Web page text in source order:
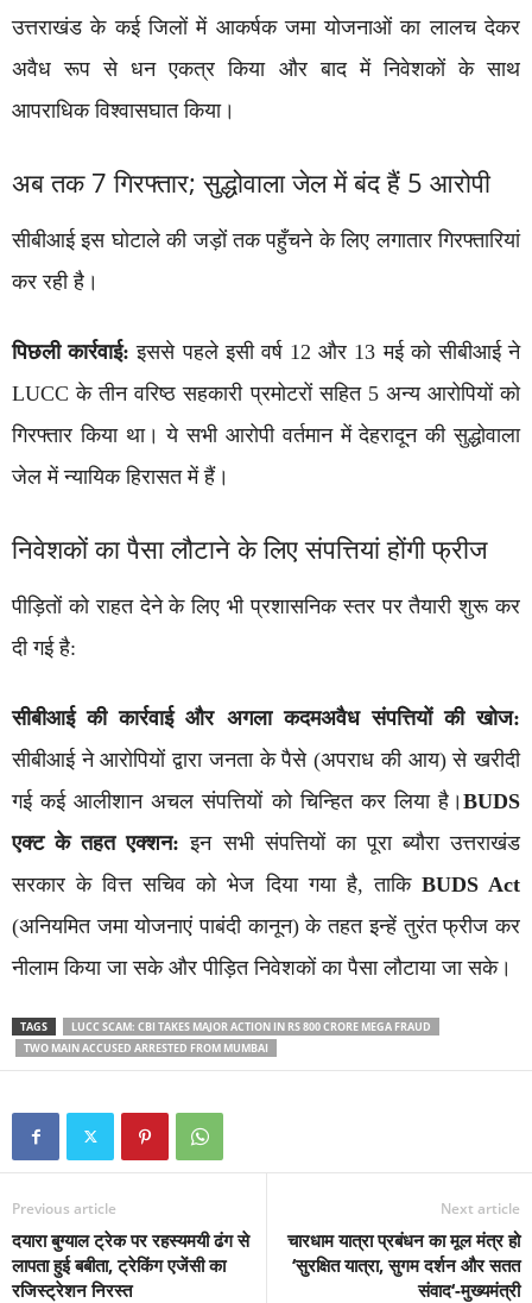
उत्तराखंड के कई जिलों में आकर्षक जमा योजनाओं का लालच देकर
अवैध रूप से धन एकत्र किया और बाद में निवेशकों के साथ
आपराधिक विश्वासघात किया।
अब तक 7 गिरफ्तार; सुद्धोवाला जेल में बंद हैं 5 आरोपी
सीबीआई इस घोटाले की जड़ों तक पहुँचने के लिए लगातार गिरफ्तारियां
कर रही है।
पिछली कार्रवाई: इससे पहले इसी वर्ष 12 और 13 मई को सीबीआई ने
LUCC के तीन वरिष्ठ सहकारी प्रमोटरों सहित 5 अन्य आरोपियों को
गिरफ्तार किया था। ये सभी आरोपी वर्तमान में देहरादून की सुद्धोवाला
जेल में न्यायिक हिरासत में हैं।
निवेशकों का पैसा लौटाने के लिए संपत्तियां होंगी फ्रीज
पीड़ितों को राहत देने के लिए भी प्रशासनिक स्तर पर तैयारी शुरू कर
दी गई है:
सीबीआई की कार्रवाई और अगला कदमअवैध संपत्तियों की खोज:
सीबीआई ने आरोपियों द्वारा जनता के पैसे (अपराध की आय) से खरीदी
गई कई आलीशान अचल संपत्तियों को चिन्हित कर लिया है। BUDS
एक्ट के तहत एक्शन: इन सभी संपत्तियों का पूरा ब्यौरा उत्तराखंड
सरकार के वित्त सचिव को भेज दिया गया है, ताकि BUDS Act
(अनियमित जमा योजनाएं पाबंदी कानून) के तहत इन्हें तुरंत फ्रीज कर
नीलाम किया जा सके और पीड़ित निवेशकों का पैसा लौटाया जा सके।
TAGS
LUCC SCAM: CBI TAKES MAJOR ACTION IN RS 800 CRORE MEGA FRAUD
TWO MAIN ACCUSED ARRESTED FROM MUMBAI
Previous article
दयारा बुग्याल ट्रेक पर रहस्यमयी ढंग से
लापता हुई बबीता, ट्रेकिंग एजेंसी का
रजिस्ट्रेशन निरस्त
Next article
चारधाम यात्रा प्रबंधन का मूल मंत्र हो
‘सुरक्षित यात्रा, सुगम दर्शन और सतत
संवाद‘-मुख्यमंत्री